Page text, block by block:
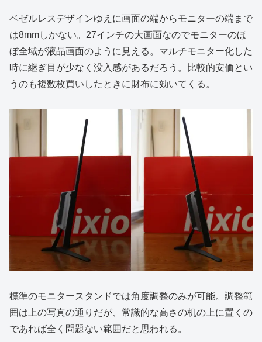
ベゼルレスデザインゆえに画面の端からモニターの端まで
は8mmしかない。27インチの大画面なのでモニターのほ
ぼ全域が液晶画面のように見える。マルチモニター化した
時に継ぎ目が少なく没入感があるだろう。比較的安価とい
うのも複数枚買いしたときに財布に効いてくる。
標準のモニタースタンドでは角度調整のみが可能。調整範
囲は上の写真の通りだが、常識的な高さの机の上に置くの
であれば全く問題ない範囲だと思われる。